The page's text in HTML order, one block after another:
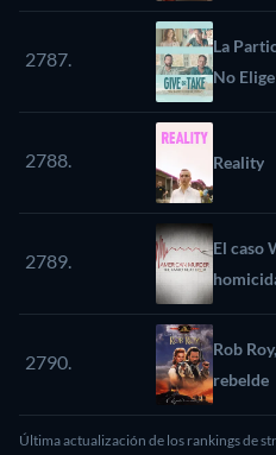
2787.
La
No Elige
2788. Reality
2789.
El caso
2790.
Rob
rebelde
Última actualización de los rankings de